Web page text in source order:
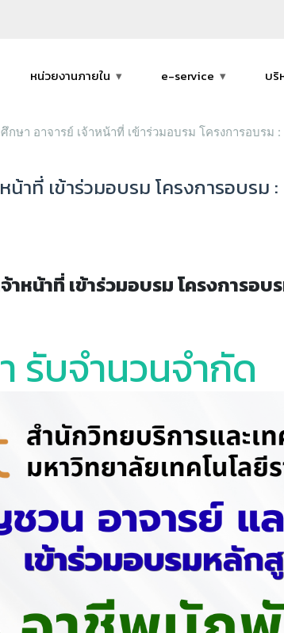
หน่วยงานภายใน e-service บริ
กษา อาจารย์ เจ้าหน้าที่ เข้าร่วมอบรม โครงการอบร
าที่ เข้าร่วมอบรม โครงการอบร
าหน้าที่ เข้าร่วมอบรม โครงการ
รับจำนวนจำกัด